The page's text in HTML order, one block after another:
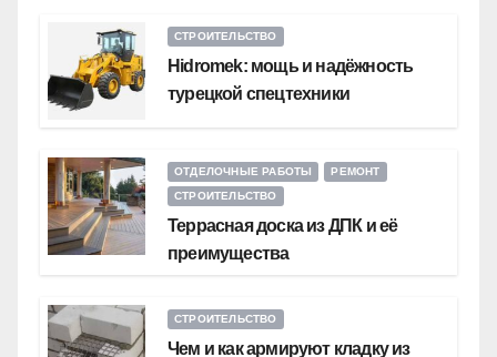
СТРОИТЕЛЬСТВО
Hidromek: мощь и надёжность
турецкой спецтехники
ОТДЕЛОЧНЫЕ РАБОТЫ
РЕМОНТ
СТРОИТЕЛЬСТВО
Террасная доска из ДПК и её
преимущества
СТРОИТЕЛЬСТВО
Чем и как армируют кладку из